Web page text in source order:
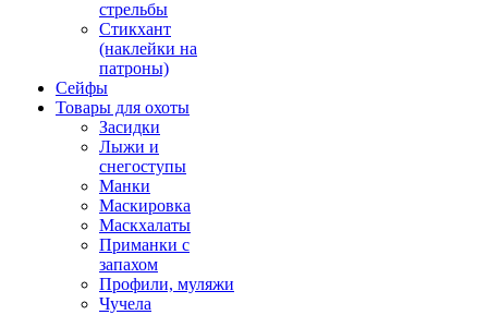
стрельбы
Стикхант
(наклейки на
патроны)
Сейфы
Товары для охоты
Засидки
Лыжи и
снегоступы
Манки
Маскировка
Маскхалаты
Приманки с
запахом
Профили, муляжи
Чучела